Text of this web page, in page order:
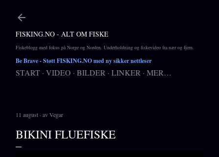
FISKING.NO - ALT OM FISKE
Fiskeblogg med fokus på Norge og Norden. Underholdning og fiskevideo fra nær og fjern.
Be Brave- Støtt FISKING.NO med ny sikker nettleser
START VIDEO BILDER LINKER MER…
11 august avVegar
BIKINI FLUEFISKE